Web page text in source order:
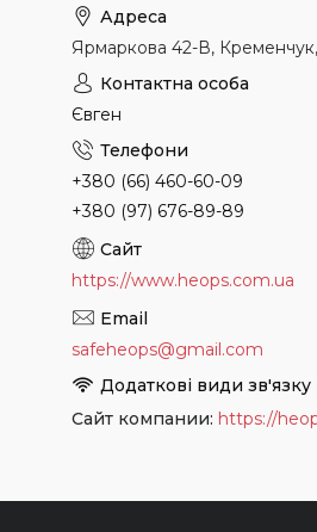
Ярмаркова 42-В, Кременчук,
Євген
+380 (66) 460-60-09
+380 (97) 676-89-89
https://www.heops.com.ua
safeheops@gmail.com
Сайт компании https://